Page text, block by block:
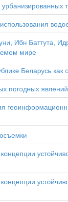
Ибн Баттута,
мире
Беларусь
погодных